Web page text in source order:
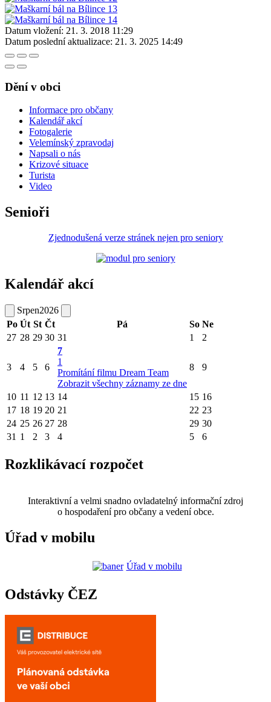
Datum vložení: 21. 3. 2018 11:29
Datum poslední aktualizace: 21. 3. 2025 14:49
Dění v obci
Informace pro občany
Kalendář akcí
Fotogalerie
Velemínský zpravodaj
Napsali o nás
Krizové situace
Turista
Video
Senioři
Zjednodušená verze stránek nejen pro seniory
Kalendář akcí
Srpen2026
Po Út St Čt Pá So Ne
27 28 29 30 31 1 2
3 4 5 6
7
1
Promítání filmu Dream Team
Zobrazit všechny záznamy ze dne
8 9
10 11 12 13 14 15 16
17 18 19 20 21 22 23
24 25 26 27 28 29 30
31 1 2 3 4 5 6
Rozklikávací rozpočet
Interaktivní a velmi snadno ovladatelný informační zdroj
o hospodaření pro občany a vedení obce.
Úřad v mobilu
Úřad v mobilu
Odstávky ČEZ